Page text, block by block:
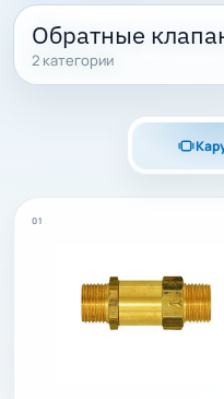
Обратные
2 категории
01